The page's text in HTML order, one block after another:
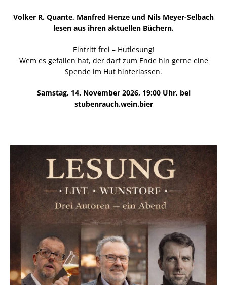
Volker R. Quante, Manfred Henze und Nils Meyer-Selbach
lesen aus ihren aktuellen Büchern.
Eintritt frei – Hutlesung!
Wem es gefallen hat, der darf zum Ende hin gerne eine
Spende im Hut hinterlassen.
Samstag, 14. November 2026, 19:00 Uhr, bei
stubenrauch.wein.bier